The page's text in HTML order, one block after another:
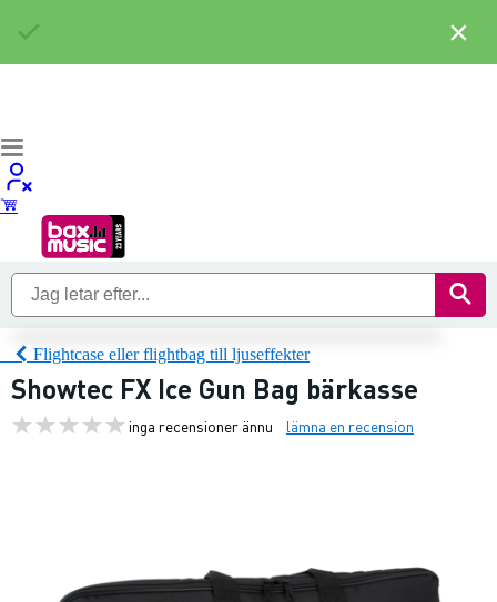
Flightcase eller flightbag till ljuseffekter
Showtec FX Ice Gun Bag bärkasse
inga recensioner ännu lämna en recension
×